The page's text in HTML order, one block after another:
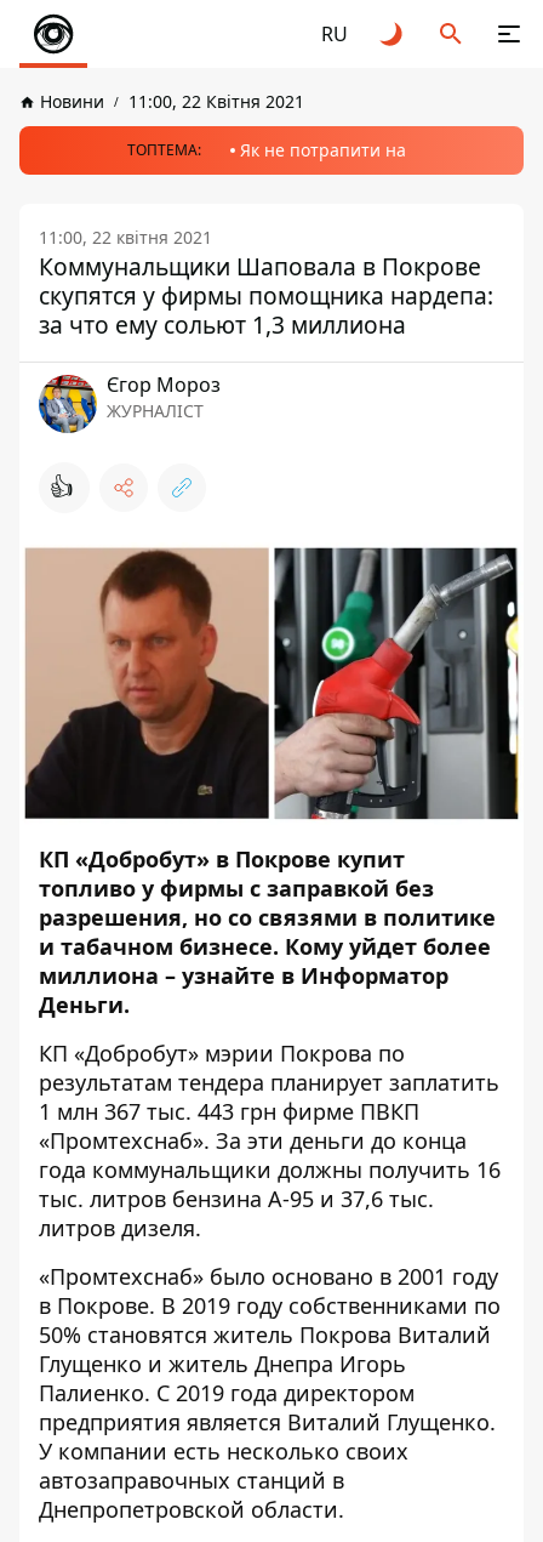
RU
Новини 11:00, 22 Квітня 2021
ТОПТЕМА: Як не потрапити на
11:00, 22 квітня 2021
Коммунальщики Шаповала в Покрове
скупятся у фирмы помощника нардепа:
за что ему сольют 1,3 миллиона
Єгор Мороз
ЖУРНАЛІСТ
👍
КП «Добробут» в Покрове купит
топливо у фирмы с заправкой без
разрешения, но со связями в политике
и табачном бизнесе. Кому уйдет более
миллиона – узнайте в Информатор
Деньги.
КП «Добробут» мэрии Покрова по
результатам тендера планирует заплатить
1 млн 367 тыс. 443 грн фирме ПВКП
«Промтехснаб». За эти деньги до конца
года коммунальщики должны получить 16
тыс. литров бензина А-95 и 37,6 тыс.
литров дизеля.
«Промтехснаб» было основано в 2001 году
в Покрове. В 2019 году собственниками по
50% становятся житель Покрова Виталий
Глущенко и житель Днепра Игорь
Палиенко. С 2019 года директором
предприятия является Виталий Глущенко.
У компании есть несколько своих
автозаправочных станций в
Днепропетровской области.